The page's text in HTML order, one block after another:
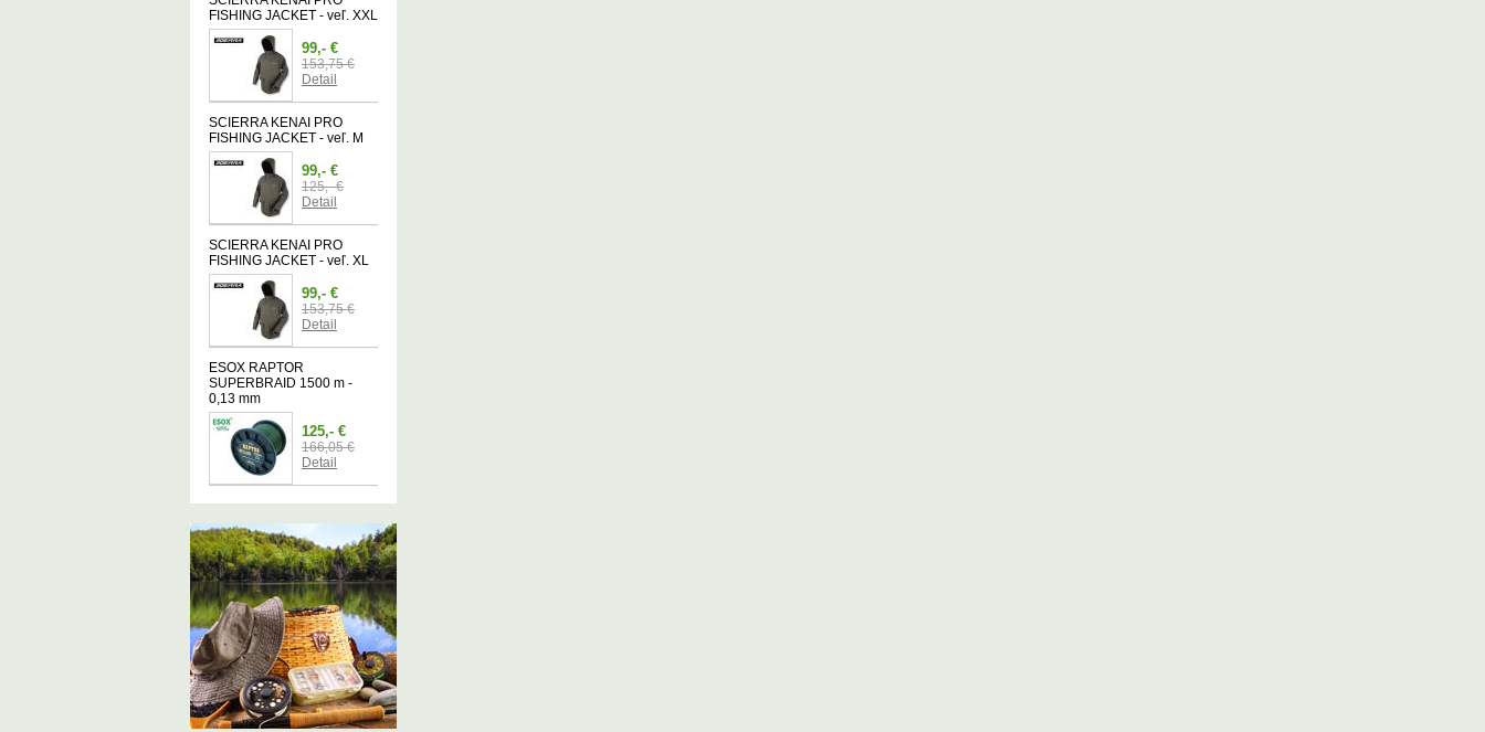
FISHING JACKET - veľ. XXL
99,- €
153,75 €
Detail
SCIERRA KENAI PRO
FISHING JACKET - veľ. M
99,- €
125,- €
Detail
SCIERRA KENAI PRO
FISHING JACKET - veľ. XL
99,- €
153,75 €
Detail
ESOX RAPTOR
SUPERBRAID 1500 m -
0,13 mm
125,- €
166,05 €
Detail